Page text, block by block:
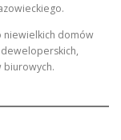
niewielkich domów
biurowych.